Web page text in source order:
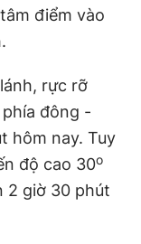
điểm vào
rực rỡ
đông -
hôm nay. Tuy
độ cao 30o
2 giờ 30 phút